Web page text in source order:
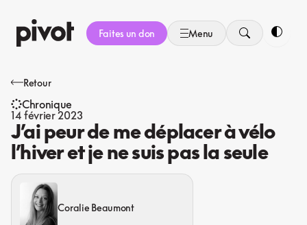
au
contenu
Faites un don Menu
Retour
Chronique
14 février 2023
J’ai peur de me déplacer à vélo
l’hiver et je ne suis pas la seule
Coralie Beaumont